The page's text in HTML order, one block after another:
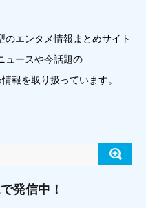
エンタメ情報まとめサイト
ュースや今話題の
報を取り扱っています。
発信中！